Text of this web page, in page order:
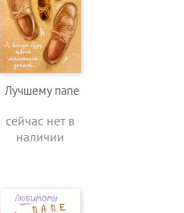
Лучшему папе
сейчас нет в
наличии